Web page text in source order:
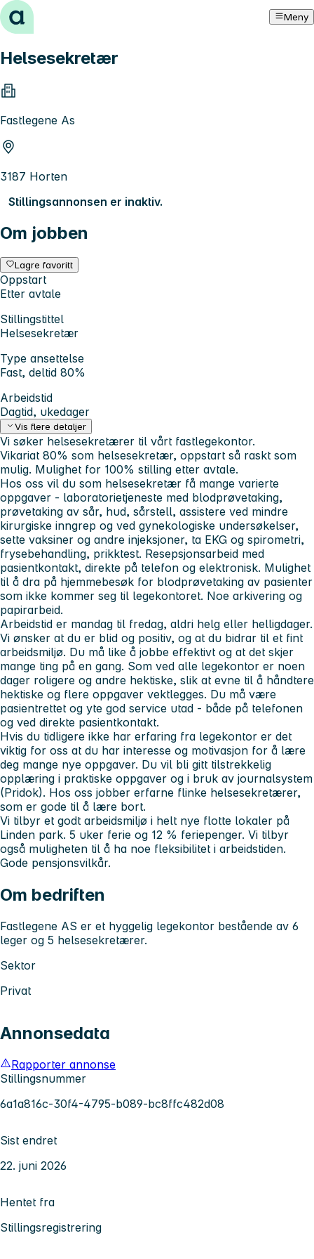
Hopp til innhold Meny
Helsesekretær
Fastlegene As
3187 Horten
Stillingsannonsen er inaktiv.
Om jobben
Lagre favoritt
Oppstart
Etter avtale
Stillingstittel
Helsesekretær
Type ansettelse
Fast, deltid 80%
Arbeidstid
Dagtid, ukedager
Vis flere detaljer
Vi søker helsesekretærer til vårt fastlegekontor.
Vikariat 80% som helsesekretær, oppstart så raskt som
mulig. Mulighet for 100% stilling etter avtale.
Hos oss vil du som helsesekretær få mange varierte
oppgaver - laboratorietjeneste med blodprøvetaking,
prøvetaking av sår, hud, sårstell, assistere ved mindre
kirurgiske inngrep og ved gynekologiske undersøkelser,
sette vaksiner og andre injeksjoner, ta EKG og spirometri,
frysebehandling, prikktest. Resepsjonsarbeid med
pasientkontakt, direkte på telefon og elektronisk. Mulighet
til å dra på hjemmebesøk for blodprøvetaking av pasienter
som ikke kommer seg til legekontoret. Noe arkivering og
papirarbeid.
Arbeidstid er mandag til fredag, aldri helg eller helligdager.
Vi ønsker at du er blid og positiv, og at du bidrar til et fint
arbeidsmiljø. Du må like å jobbe effektivt og at det skjer
mange ting på en gang. Som ved alle legekontor er noen
dager roligere og andre hektiske, slik at evne til å håndtere
hektiske og flere oppgaver vektlegges. Du må være
pasientrettet og yte god service utad - både på telefonen
og ved direkte pasientkontakt.
Hvis du tidligere ikke har erfaring fra legekontor er det
viktig for oss at du har interesse og motivasjon for å lære
deg mange nye oppgaver. Du vil bli gitt tilstrekkelig
opplæring i praktiske oppgaver og i bruk av journalsystem
(Pridok). Hos oss jobber erfarne flinke helsesekretærer,
som er gode til å lære bort.
Vi tilbyr et godt arbeidsmiljø i helt nye flotte lokaler på
Linden park. 5 uker ferie og 12 % feriepenger. Vi tilbyr
også muligheten til å ha noe fleksibilitet i arbeidstiden.
Gode pensjonsvilkår.
Om bedriften
Fastlegene AS er et hyggelig legekontor bestående av 6
leger og 5 helsesekretærer.
Sektor
Privat
Annonsedata
Rapporter annonse
Stillingsnummer
6a1a816c-30f4-4795-b089-bc8ffc482d08
Sist endret
22. juni 2026
Hentet fra
Stillingsregistrering